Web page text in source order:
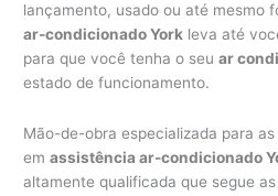
lançamento, usado ou até mesmo
ar-condicionado York leva até
para que você tenha o seuar
estado de funcionamento.
Mão-de-obra especializada para
emassistência ar-condicionado
altamente qualificada que segue as